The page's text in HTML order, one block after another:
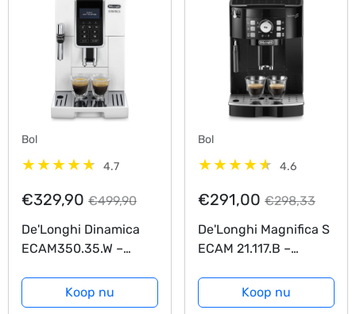
Bol
4.7
€329,90 €499,90
De'Longhi Dinamica
ECAM350.35.W –
espressomachine – Wit
Koop nu
Bol
4.6
€291,00 €298,33
De'Longhi Magnifica S
ECAM 21.117.B –
espressomachine –
Zwart
Koop nu